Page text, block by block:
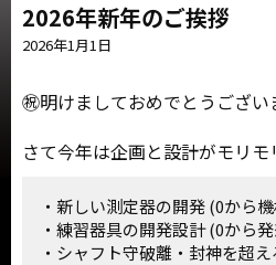
2026年新年のご挨拶
2026年1月1日
㊗️明けましておめでとうござい
さて今年は企画と設計がモリモ
新しい測定器の開発 (0から
練習器具の開発設計 (0から発
シャフト守破離・封神を超